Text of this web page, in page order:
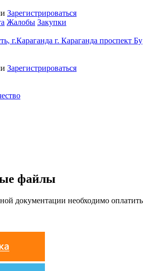
Зарегистрироваться
Жалобы Закупки
г.Караганда г. Караганда проспект Бу
Зарегистрироваться
файлы
документации необходимо оплатить